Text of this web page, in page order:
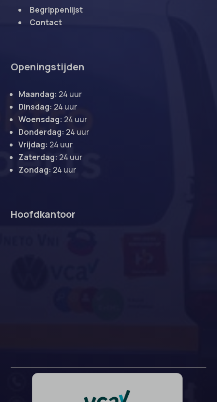
Begrippenlijst
Contact
Openingstijden
Maandag: 24 uur
Dinsdag: 24 uur
Woensdag: 24 uur
Donderdag: 24 uur
Vrijdag: 24 uur
Zaterdag: 24 uur
Zondag: 24 uur
Hoofdkantoor